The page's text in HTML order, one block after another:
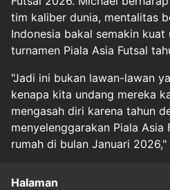
tim kaliber dunia, mentalitas
Indonesia bakal semakin kuat
turnamen Piala Asia Futsal
"Jadi ini bukan lawan-lawan
kenapa kita undang mereka
mengasah diri karena tahun
menyelenggarakan Piala Asia
rumah di bulan Januari 2026,"
Halaman